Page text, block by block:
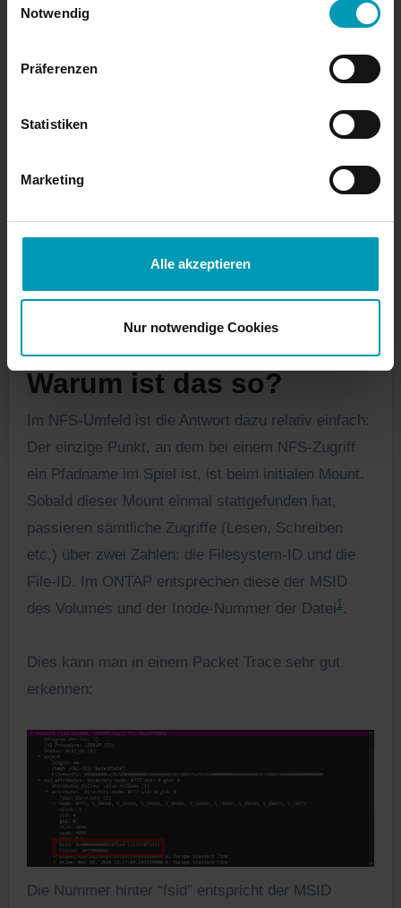
Notwendig
Präferenzen
Statistiken
Marketing
Alle akzeptieren
Nur notwendige Cookies
Einzig ein neuer Mount führt zu einem Fehler:
mount 10.92.4.53:/data1
/mnt -o nfsvers=3,sec=sys
failed, reason given by server: No such
Fazit: Unter NFS ist somit das Unmounten eines
Volumes auch kein wirksames Fencing gegen
Client-Zugriffe.
Warum ist das so?
Im NFS-Umfeld ist die Antwort dazu relativ einfach:
Der einzige Punkt, an dem bei einem NFS-Zugriff
ein Pfadname im Spiel ist, ist beim initialen Mount.
Sobald dieser Mount einmal stattgefunden hat,
passieren sämtliche Zugriffe (Lesen, Schreiben
etc.) über zwei Zahlen: die Filesystem-ID und die
File-ID. Im ONTAP entsprechen diese der MSID
des Volumes und der Inode-Nummer der Datei1 .
Dies kann man in einem Packet Trace sehr gut
erkennen:
Die Nummer hinter “fsid” entspricht der MSID